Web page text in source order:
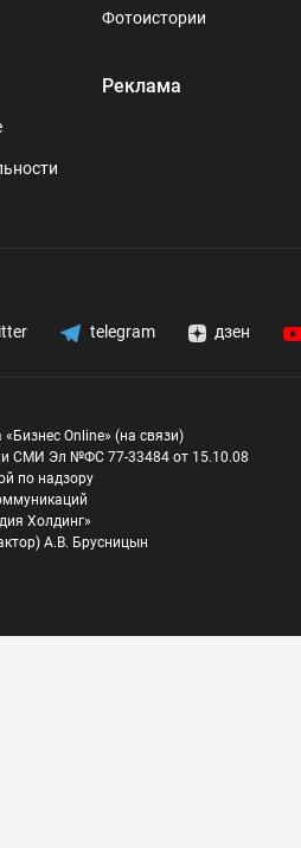
Фотоистории
Реклама
telegram дзен
Online» (на связи)
СМИ Эл №ФС 77-33484 от 15.10.08
по надзору
Холдинг»
А.В. Брусницын